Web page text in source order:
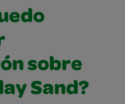
sobre
Sand?